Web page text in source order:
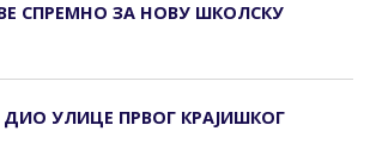
СПРЕМНО ЗА НОВУ ШКОЛСКУ
УЛИЦЕ ПРВОГ КРАЈИШКОГ